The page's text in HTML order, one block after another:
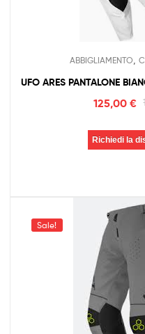
ABBIGLIAMENTO
UFO ARES PANTALONE
125,00 €
Richiedi la
Sale!